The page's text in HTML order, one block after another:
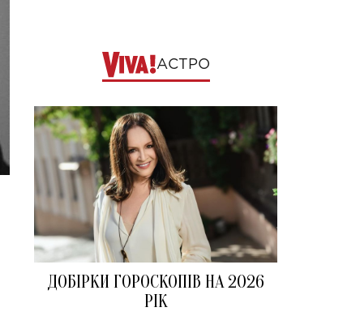
АСТРО
ДОБІРКИ ГОРОСКОПІВ НА 2026
РІК